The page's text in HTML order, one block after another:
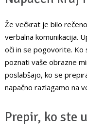
Že večkrat je bilo
verbalna komunikacija.
oči in se pogovorite. Ko
poznati vaše obrazne
poslabšajo, ko se
napačno razlagamo na
Prepir, ko ste